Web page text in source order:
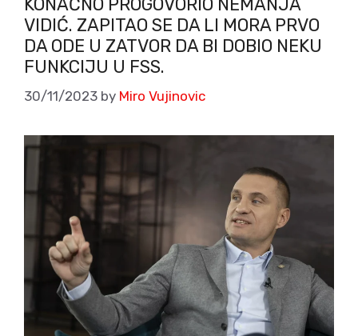
VIDIĆ. ZAPITAO SE DA LI MORA PRVO
DA ODE U ZATVOR DA BI DOBIO NEKU
FUNKCIJU U FSS.
30/11/2023 by Miro Vujinovic